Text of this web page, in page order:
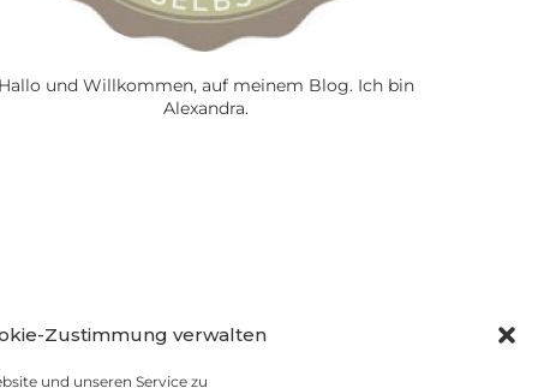
Zustimmung verwalten
und unseren Service zu
Hallo und Willkommen, auf meinem Blog. Ich bin
Alexandra.